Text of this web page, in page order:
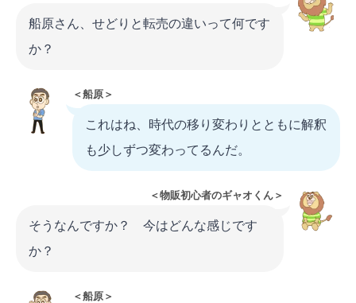
船原さん、せどりと転売の違いって何です
か？
＜船原＞
これはね、時代の移り変わりとともに解釈
も少しずつ変わってるんだ。
＜物販初心者のギャオくん＞
そうなんですか？ 今はどんな感じです
か？
＜船原＞